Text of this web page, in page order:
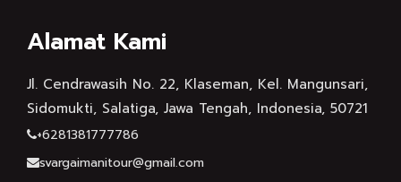
Alamat Kami
Jl. Cendrawasih No. 22, Klaseman, Kel. Mangunsari,
Sidomukti, Salatiga, Jawa Tengah, Indonesia, 50721
+6281381777786
svargaimanitour@gmail.com